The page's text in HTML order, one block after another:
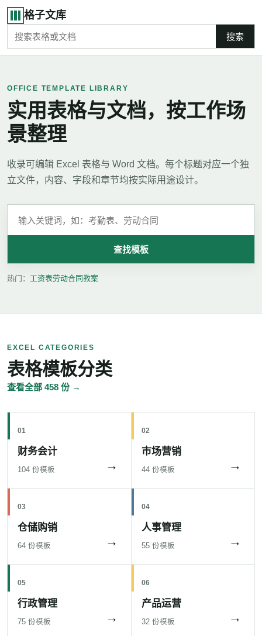
格子文库
搜索
OFFICE TEMPLATE LIBRARY
实用表格与文档，按工作场
景整理
收录可编辑 Excel 表格与 Word 文档。每个标题对应一个独
立文件，内容、字段和章节均按实际用途设计。
查找模板
热门： 工资表劳动合同教案
EXCEL CATEGORIES
表格模板分类
查看全部 458 份 →
01
财务会计
104 份模板 →
02
市场营销
44 份模板 →
03
仓储购销
64 份模板 →
04
人事管理
55 份模板 →
05
行政管理
75 份模板 →
06
产品运营
32 份模板 →